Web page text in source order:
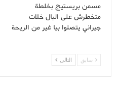
مسمن بريستيج بخلطة
متخطرش على البال خلات
جيراني يتصلوا بيا غير من الريحة
سابق التالى